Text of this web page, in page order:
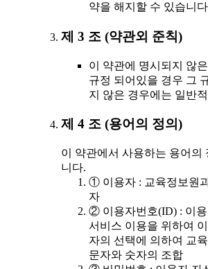
약을 해지할 수 있습니
제 3 조 (약관외 준칙)
이 약관에 명시되지 않
규정 되어있을 경우 그
지 않은 경우에는 일반
제 4 조 (용어의 정의)
이 약관에서 사용하는 용어의
니다.
① 이용자 : 교육정보원
자
② 이용자번호(ID) : 이용
서비스 이용을 위하여
자의 선택에 의하여 교
문자와 숫자의 조합